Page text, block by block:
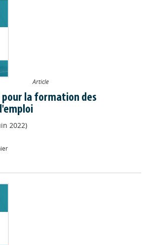
Article
pour la formation des
2022)